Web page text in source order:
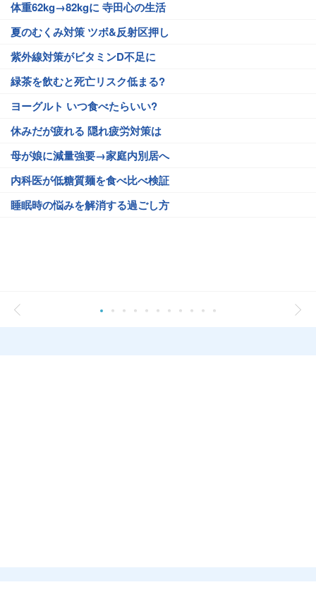
体重62kg→82kgに 寺田心の生活
夏のむくみ対策 ツボ&反射区押し
紫外線対策がビタミンD不足に
緑茶を飲むと死亡リスク低まる?
ヨーグルト いつ食べたらいい?
休みだが疲れる 隠れ疲労対策は
母が娘に減量強要→家庭内別居へ
内科医が低糖質麺を食べ比べ検証
睡眠時の悩みを解消する過ごし方